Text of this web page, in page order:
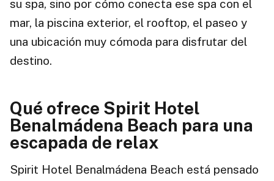
su spa, sino por cómo conecta ese spa con el
mar, la piscina exterior, el rooftop, el paseo y
una ubicación muy cómoda para disfrutar del
destino.
Qué ofrece Spirit Hotel
Benalmádena Beach para una
escapada de relax
Spirit Hotel Benalmádena Beach está pensado